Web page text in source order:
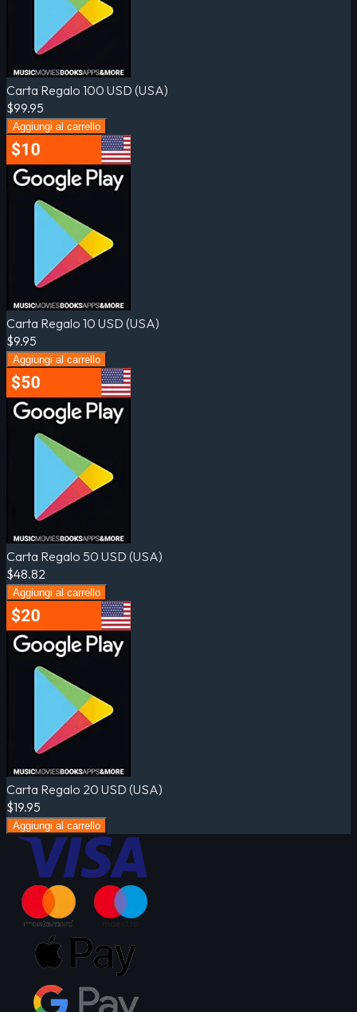
Carta Regalo 100 USD (USA)
$99.95
Aggiungi al carrello
Carta Regalo 10 USD (USA)
$9.95
Aggiungi al carrello
Carta Regalo 50 USD (USA)
$48.82
Aggiungi al carrello
Carta Regalo 20 USD (USA)
$19.95
Aggiungi al carrello